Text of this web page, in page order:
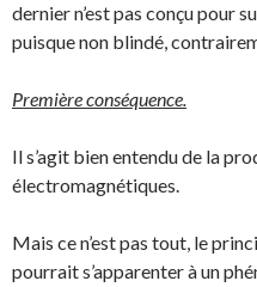
dernier n’est pas conçu pour
puisque non blindé,
Première conséquence.
Il s’agit bien entendu de la
électromagnétiques.
Mais ce n’est pas tout, le
pourrait s’apparenter à un